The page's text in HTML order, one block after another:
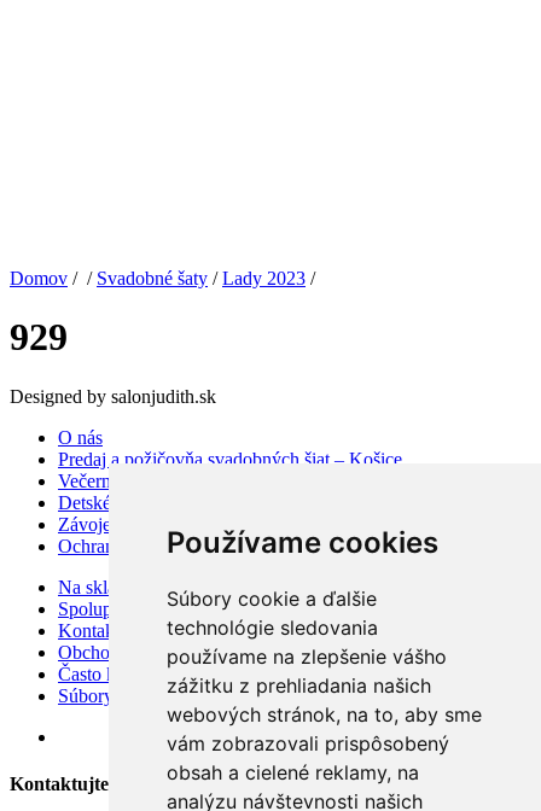
Používame cookies
Súbory cookie a ďalšie
technológie sledovania
používame na zlepšenie vášho
zážitku z prehliadania našich
webových stránok, na to, aby sme
vám zobrazovali prispôsobený
obsah a cielené reklamy, na
analýzu návštevnosti našich
Domov / / Svadobné šaty /Lady 2023 /
929
Designed by salonjudith.sk
O nás
Predaj a požičovňa svadobných šiat – Košice
Večerné šaty
Detské šaty
Závoje a doplnky
Ochrana osobných údajov
Na sklade
Spolupráca
Kontakt
Obchodné podmienky
Často kladené otázky
Súbory cookies
Kontaktujte Nás